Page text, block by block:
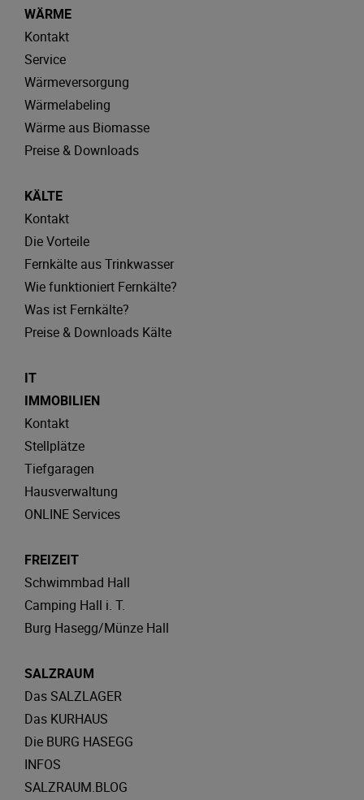
WÄRME
Kontakt
Service
Wärmeversorgung
Wärmelabeling
Wärme aus Biomasse
Preise & Downloads
KÄLTE
Kontakt
Die Vorteile
Fernkälte aus Trinkwasser
Wie funktioniert Fernkälte?
Was ist Fernkälte?
Preise & Downloads Kälte
IT
IMMOBILIEN
Kontakt
Stellplätze
Tiefgaragen
Hausverwaltung
ONLINE Services
FREIZEIT
Schwimmbad Hall
Camping Hall i. T.
Burg Hasegg/Münze Hall
SALZRAUM
Das SALZLAGER
Das KURHAUS
Die BURG HASEGG
INFOS
SALZRAUM.BLOG